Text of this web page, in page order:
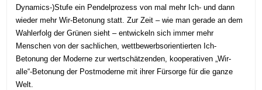
Dynamics-)Stufe ein Pendelprozess von mal mehr Ich- und dann
wieder mehr Wir-Betonung statt. Zur Zeit – wie man gerade an dem
Wahlerfolg der Grünen sieht – entwickeln sich immer mehr
Menschen von der sachlichen, wettbewerbsorientierten Ich-
Betonung der Moderne zur wertschätzenden, kooperativen „Wir-
alle“-Betonung der Postmoderne mit ihrer Fürsorge für die ganze
Welt.